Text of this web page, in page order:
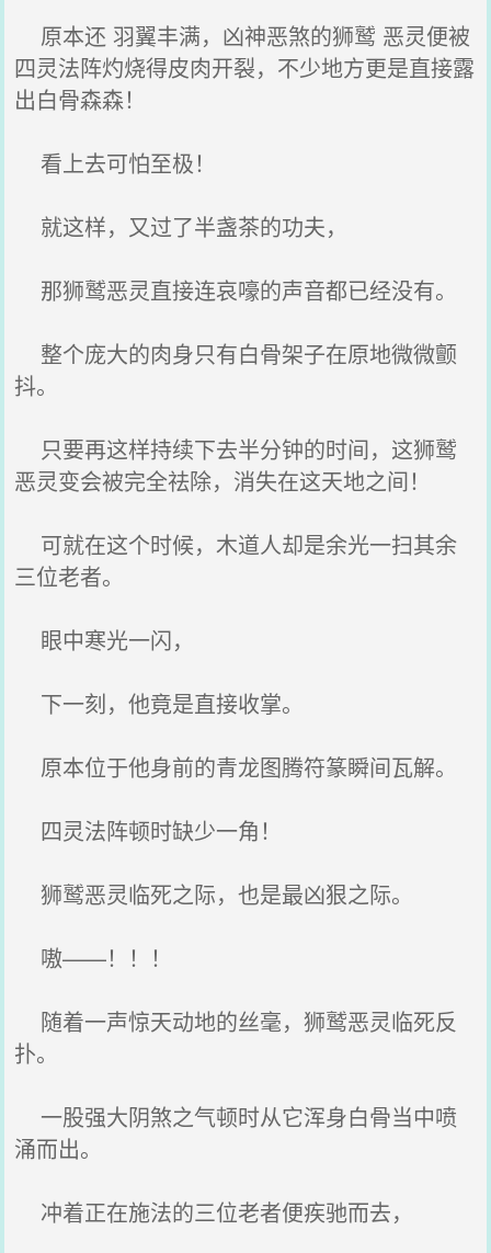
原本还 羽翼丰满，凶神恶煞的狮鹫 恶灵便被
四灵法阵灼烧得皮肉开裂，不少地方更是直接露
出白骨森森！
看上去可怕至极！
就这样，又过了半盏茶的功夫，
那狮鹫恶灵直接连哀嚎的声音都已经没有。
整个庞大的肉身只有白骨架子在原地微微颤
抖。
只要再这样持续下去半分钟的时间，这狮鹫
恶灵变会被完全祛除，消失在这天地之间！
可就在这个时候，木道人却是余光一扫其余
三位老者。
眼中寒光一闪，
下一刻，他竟是直接收掌。
原本位于他身前的青龙图腾符篆瞬间瓦解。
四灵法阵顿时缺少一角！
狮鹫恶灵临死之际，也是最凶狠之际。
嗷——！！！
随着一声惊天动地的丝毫，狮鹫恶灵临死反
扑。
一股强大阴煞之气顿时从它浑身白骨当中喷
涌而出。
冲着正在施法的三位老者便疾驰而去，